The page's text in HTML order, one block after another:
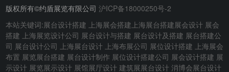
版权所有©约盾展览有限公司 沪ICP备18000250号-2
本站关键词:展台设计搭建 上海展会搭建 上海展台搭建展会设计 展会
搭建 上海展览设计公司 展台设计与搭建 展台设计及搭建 展台搭建公
司 展台设计公司 上海展台设计 上海布展公司 展位设计搭建 上海展会
布置 展览展台搭建 展台设计制作 展位设计搭建公司 展会设计搭建 展
示设计 展览展示设计 展馆展厅设计 建筑展展台设计 消博会展台设计